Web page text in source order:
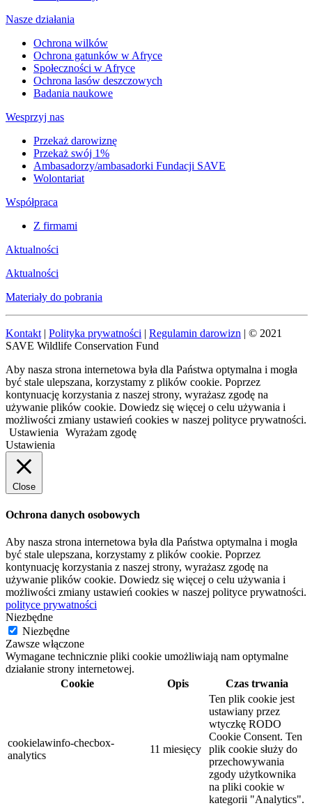
Nasze działania
Ochrona wilków
Ochrona gatunków w Afryce
Społeczności w Afryce
Ochrona lasów deszczowych
Badania naukowe
Wesprzyj nas
Przekaż darowiznę
Przekaż swój 1%
Ambasadorzy/ambasadorki Fundacji SAVE
Wolontariat
Współpraca
Z firmami
Aktualności
Aktualności
Materiały do pobrania
Kontakt | Polityka prywatności | Regulamin darowizn | © 2021
SAVE Wildlife Conservation Fund
Aby nasza strona internetowa była dla Państwa optymalna i mogła
być stale ulepszana, korzystamy z plików cookie. Poprzez
kontynuację korzystania z naszej strony, wyrażasz zgodę na
używanie plików cookie. Dowiedz się więcej o celu używania i
możliwości zmiany ustawień cookies w naszej polityce prywatności.
Ustawienia
Wyrażam zgodę
Ustawienia
Close
Ochrona danych osobowych
Aby nasza strona internetowa była dla Państwa optymalna i mogła
być stale ulepszana, korzystamy z plików cookie. Poprzez
kontynuację korzystania z naszej strony, wyrażasz zgodę na
używanie plików cookie. Dowiedz się więcej o celu używania i
możliwości zmiany ustawień cookies w naszej polityce prywatności.
polityce prywatności
Niezbędne
Niezbędne
Zawsze włączone
Wymagane technicznie pliki cookie umożliwiają nam optymalne
działanie strony internetowej.
Cookie
Opis Czas trwania
cookielawinfo-checbox-
analytics
11 miesięcy
Ten plik cookie jest
ustawiany przez
wtyczkę RODO
Cookie Consent. Ten
plik cookie służy do
przechowywania
zgody użytkownika
na pliki cookie w
kategorii "Analytics".